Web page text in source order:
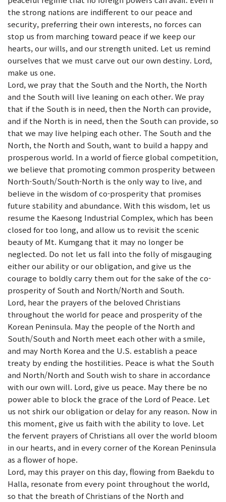
the strong nations are indifferent to our peace and
security, preferring their own interests, no forces can
stop us from marching toward peace if we keep our
hearts, our wills, and our strength united. Let us remind
ourselves that we must carve out our own destiny. Lord,
make us one.
Lord, we pray that the South and the North, the North
and the South will live leaning on each other. We pray
that if the South is in need, then the North can provide,
and if the North is in need, then the South can provide, so
that we may live helping each other. The South and the
North, the North and South, want to build a happy and
prosperous world. In a world of fierce global competition,
we believe that promoting common prosperity between
North-South/South-North is the only way to live, and
believe in the wisdom of co-prosperity that promises
future stability and abundance. With this wisdom, let us
resume the Kaesong Industrial Complex, which has been
closed for too long, and allow us to revisit the scenic
beauty of Mt. Kumgang that it may no longer be
neglected. Do not let us fall into the folly of misgauging
either our ability or our obligation, and give us the
courage to boldly carry them out for the sake of the co-
prosperity of South and North/North and South.
Lord, hear the prayers of the beloved Christians
throughout the world for peace and prosperity of the
Korean Peninsula. May the people of the North and
South/South and North meet each other with a smile,
and may North Korea and the U.S. establish a peace
treaty by ending the hostilities. Peace is what the South
and North/North and South wish to share in accordance
with our own will. Lord, give us peace. May there be no
power able to block the grace of the Lord of Peace. Let
us not shirk our obligation or delay for any reason. Now in
this moment, give us faith with the ability to love. Let
the fervent prayers of Christians all over the world bloom
in our hearts, and in every corner of the Korean Peninsula
as a flower of hope.
Lord, may this prayer on this day, flowing from Baekdu to
Halla, resonate from every point throughout the world,
so that the breath of Christians of the North and